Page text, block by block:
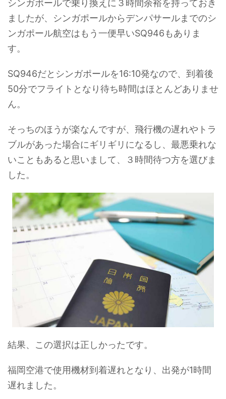
シンガポールで乗り換えに３時間余裕を持っておき
ましたが、シンガポールからデンパサールまでのシ
ンガポール航空はもう一便早いSQ946もありま
す。
SQ946だとシンガポールを16:10発なので、到着後
50分でフライトとなり待ち時間はほとんどありませ
ん。
そっちのほうが楽なんですが、飛行機の遅れやトラ
ブルがあった場合にギリギリになるし、最悪乗れな
いこともあると思いまして、３時間待つ方を選びま
した。
結果、この選択は正しかったです。
福岡空港で使用機材到着遅れとなり、出発が1時間
遅れました。